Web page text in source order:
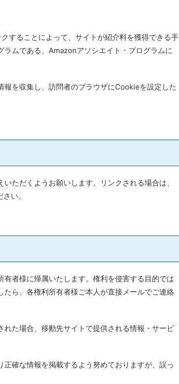
することによって、サイトが紹介料を獲得できる手
ムである、Amazonアソシエイト・プログラムに
を収集し、訪問者のブラウザにCookieを設定した
ただくようお願いします。リンクされる場合は、
い。
者様に帰属いたします。権利を侵害する目的では
ら、各権利所有者様ご本人が直接メールでご連絡
た場合、移動先サイトで提供される情報・サービ
確な情報を掲載するよう努めておりますが、誤っ